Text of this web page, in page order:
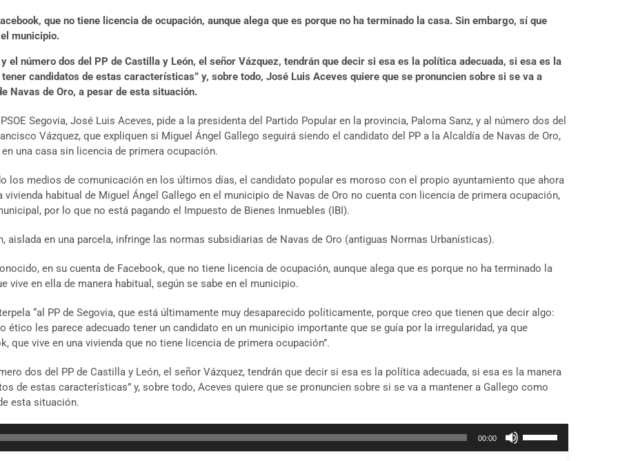
que no tiene licencia de ocupación, aunque alega que es porque no ha terminado la casa. Sin embargo, sí que
municipio.
el número dos del PP de Castilla y León, el señor Vázquez, tendrán que decir si esa es la política adecuada, si esa es la
candidatos de estas características” y, sobre todo, José Luis Aceves quiere que se pronuncien sobre si se va a
Navas de Oro, a pesar de esta situación.
Segovia, José Luis Aceves, pide a la presidenta del Partido Popular en la provincia, Paloma Sanz, y al número dos del
Vázquez, que expliquen si Miguel Ángel Gallego seguirá siendo el candidato del PP a la Alcaldía de Navas de Oro,
una casa sin licencia de primera ocupación.
los medios de comunicación en los últimos días, el candidato popular es moroso con el propio ayuntamiento que ahora
vivienda habitual de Miguel Ángel Gallego en el municipio de Navas de Oro no cuenta con licencia de primera ocupación,
por lo que no está pagando el Impuesto de Bienes Inmuebles (IBI).
aislada en una parcela, infringe las normas subsidiarias de Navas de Oro (antiguas Normas Urbanísticas).
en su cuenta de Facebook, que no tiene licencia de ocupación, aunque alega que es porque no ha terminado la
vive en ella de manera habitual, según se sabe en el municipio.
“al PP de Segovia, que está últimamente muy desaparecido políticamente, porque creo que tienen que decir algo:
ético les parece adecuado tener un candidato en un municipio importante que se guía por la irregularidad, ya que
que vive en una vivienda que no tiene licencia de primera ocupación”.
dos del PP de Castilla y León, el señor Vázquez, tendrán que decir si esa es la política adecuada, si esa es la manera
de estas características” y, sobre todo, Aceves quiere que se pronuncien sobre si se va a mantener a Gallego como
esta situación.
00:00